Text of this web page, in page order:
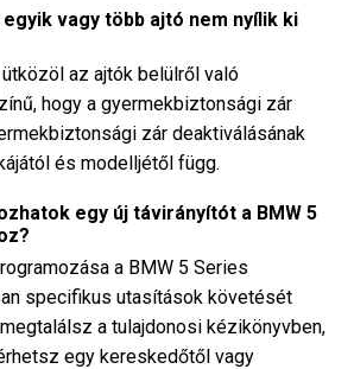
vagy több ajtó nem nyílik ki
az ajtók belülről való
hogy a gyermekbiztonsági zár
zár deaktiválásának
és modelljétől függ.
egy új távirányítót a BMW 5
a BMW 5 Series
specifikus utasítások követését
a tulajdonosi kézikönyvben,
egy kereskedőtől vagy